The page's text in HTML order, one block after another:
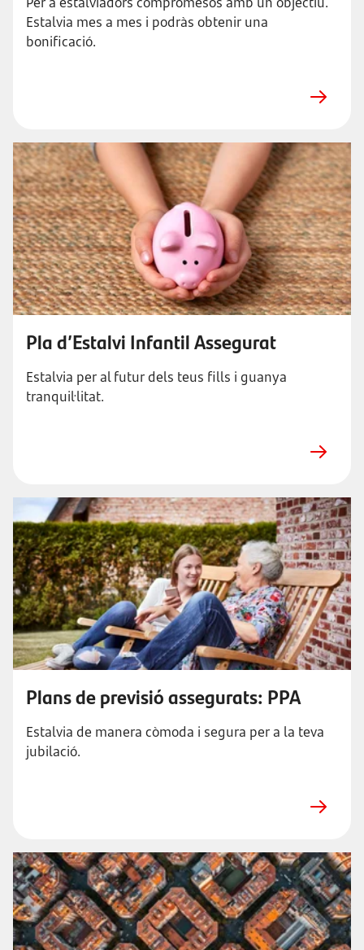
Estalvia mes a mes i podràs obtenir una
bonificació.
Pla d’Estalvi Infantil Assegurat
Estalvia per al futur dels teus fills i guanya
tranquil·litat.
Plans de previsió assegurats: PPA
Estalvia de manera còmoda i segura per a la teva
jubilació.